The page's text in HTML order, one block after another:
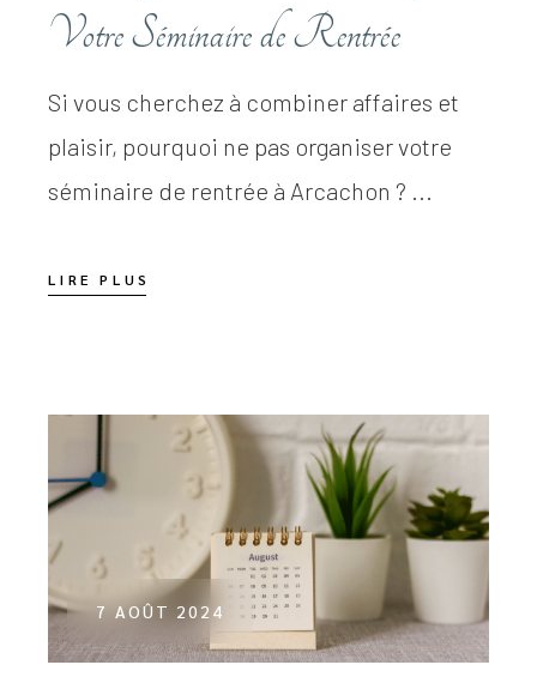
Votre Séminaire de Rentrée
Si vous cherchez à combiner affaires et
plaisir, pourquoi ne pas organiser votre
séminaire de rentrée à Arcachon ? ...
LIRE PLUS
7 AOÛT 2024